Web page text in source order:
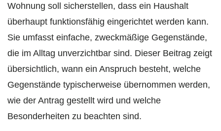
Wohnung soll sicherstellen, dass ein Haushalt
überhaupt funktionsfähig eingerichtet werden kann.
Sie umfasst einfache, zweckmäßige Gegenstände,
die im Alltag unverzichtbar sind. Dieser Beitrag zeigt
übersichtlich, wann ein Anspruch besteht, welche
Gegenstände typischerweise übernommen werden,
wie der Antrag gestellt wird und welche
Besonderheiten zu beachten sind.